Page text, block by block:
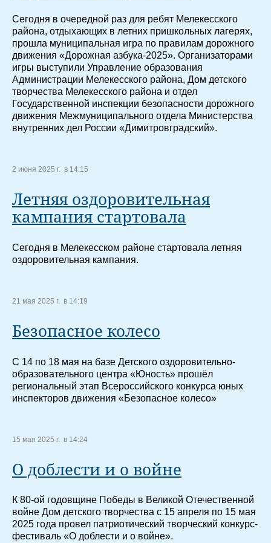
Сегодня в очередной раз для ребят Мелекесского
района, отдыхающих в летних пришкольных лагерях,
прошла муниципальная игра по правилам дорожного
движения «Дорожная азбука-2025». Организаторами
игры выступили Управление образования
Администрации Мелекесского района, Дом детского
творчества Мелекесского района и отдел
Государственной инспекции безопасности дорожного
движения Межмуниципального отдела Министерства
внутренних дел России «Димитровградский».
2 июня 2025 г. в 14:15
Летняя оздоровительная
кампания стартовала
Сегодня в Мелекесском районе стартовала летняя
оздоровительная кампания.
21 мая 2025 г. в 14:19
Безопасное колесо
С 14 по 18 мая на базе Детского оздоровительно-
образовательного центра «Юность» прошёл
региональный этап Всероссийского конкурса юных
инспекторов движения «Безопасное колесо»
15 мая 2025 г. в 14:24
О доблести и о войне
К 80-ой годовщине Победы в Великой Отечественной
войне Дом детского творчества с 15 апреля по 15 мая
2025 года провел патриотический творческий конкурс-
фестиваль «О доблести и о войне».